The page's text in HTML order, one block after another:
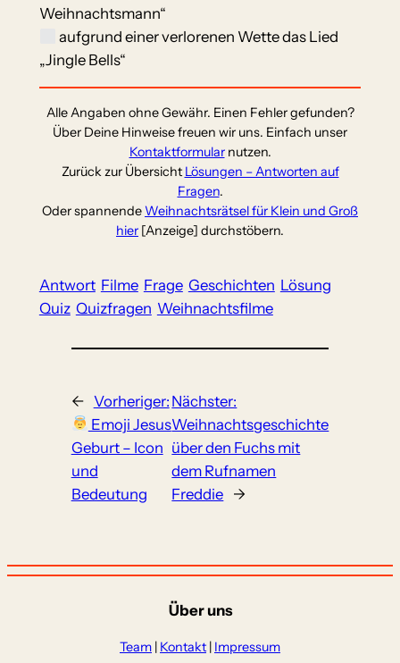
Weihnachtsmann“
aufgrund einer verlorenen Wette das Lied
„Jingle Bells“
Alle Angaben ohne Gewähr. Einen Fehler gefunden?
Über Deine Hinweise freuen wir uns. Einfach unser
Kontaktformularnutzen.
Zurück zur Übersicht Lösungen – Antworten auf
Fragen.
Oder spannende Weihnachtsrätsel für Klein und Groß
hier [Anzeige] durchstöbern.
Antwort Filme Frage Geschichten Lösung
Quiz Quizfragen Weihnachtsfilme
← Vorheriger:
Emoji Jesus
Geburt – Icon
und
Bedeutung
Nächster:
Weihnachtsgeschichte
über den Fuchs mit
dem Rufnamen
Freddie →
Über uns
Team | Kontakt | Impressum